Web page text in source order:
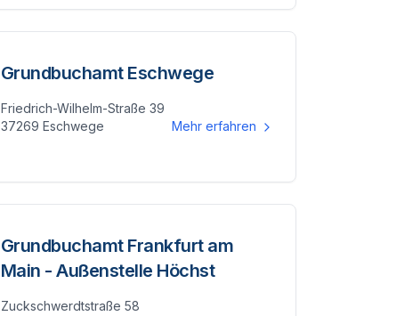
Grundbuchamt Eschwege
Friedrich-Wilhelm-Straße 39
37269 Eschwege
Mehr erfahren
Grundbuchamt Frankfurt am
Main - Außenstelle Höchst
Zuckschwerdtstraße 58